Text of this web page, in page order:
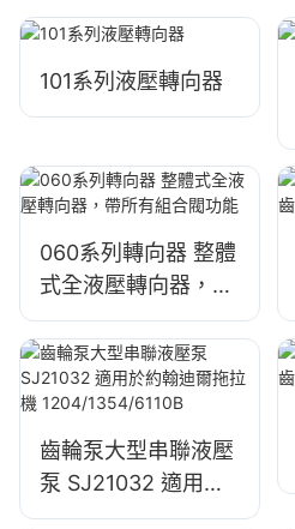
101系列液壓轉向器
060系列轉向器 整體
式全液壓轉向器，帶
所有組合閥功能
齒輪泵大型串聯液壓
泵 SJ21032 適用於
約翰迪爾拖拉機